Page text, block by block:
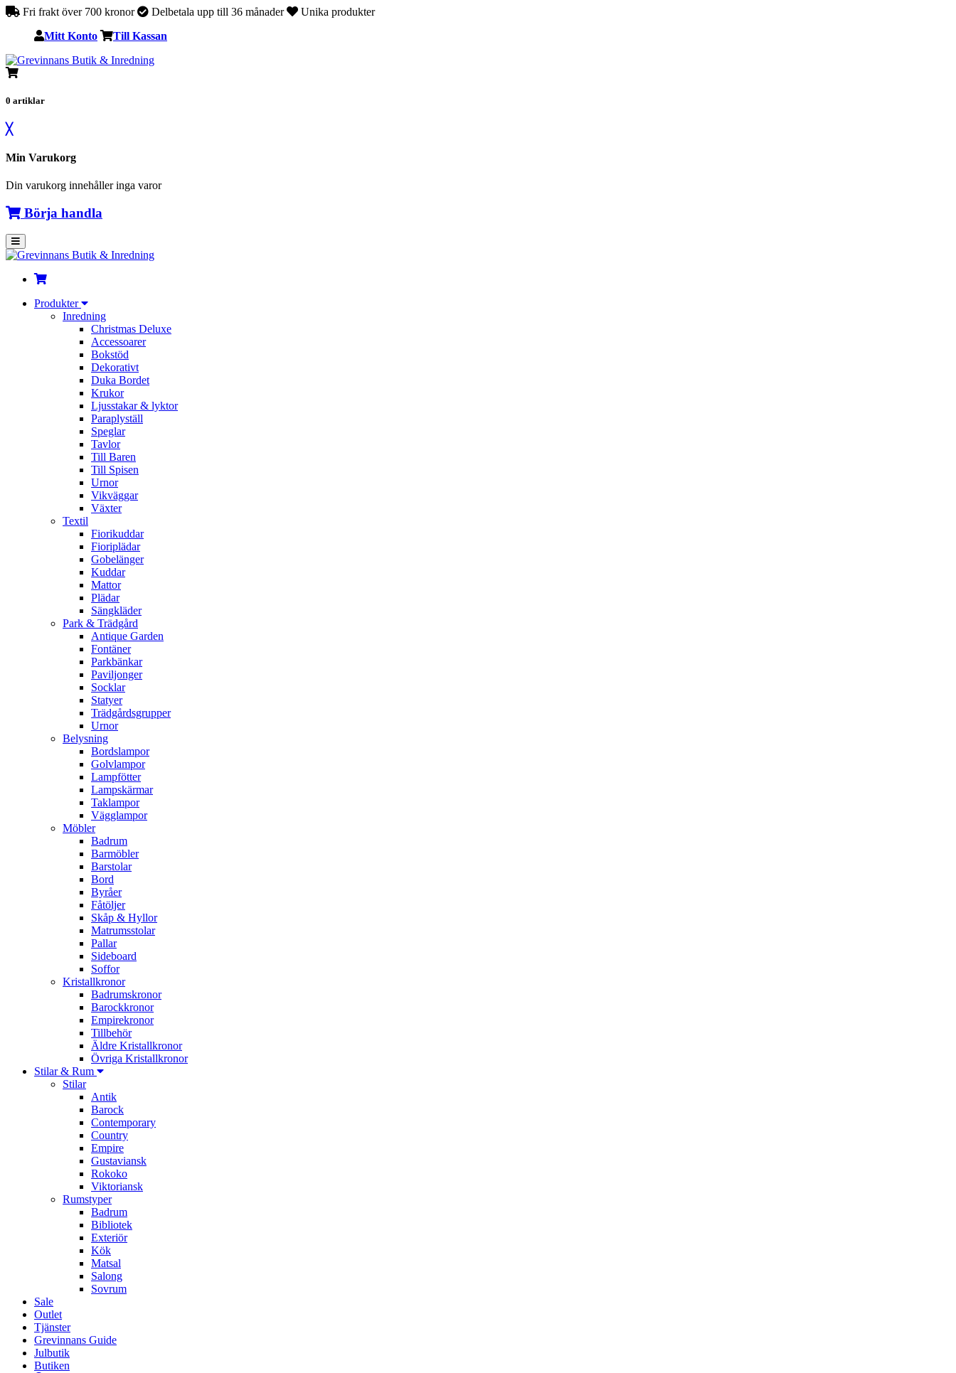
Fri frakt över 700 kronor Delbetala upp till 36 månader Unika produkter
Mitt Konto Till Kassan
0 artiklar
╳
Min Varukorg
Din varukorg innehåller inga varor
Börja handla
Produkter
Inredning
Christmas Deluxe
Accessoarer
Bokstöd
Dekorativt
Duka Bordet
Krukor
Ljusstakar & lyktor
Paraplyställ
Speglar
Tavlor
Till Baren
Till Spisen
Urnor
Vikväggar
Växter
Textil
Fiorikuddar
Fioriplädar
Gobelänger
Kuddar
Mattor
Plädar
Sängkläder
Park & Trädgård
Antique Garden
Fontäner
Parkbänkar
Paviljonger
Socklar
Statyer
Trädgårdsgrupper
Urnor
Belysning
Bordslampor
Golvlampor
Lampfötter
Lampskärmar
Taklampor
Vägglampor
Möbler
Badrum
Barmöbler
Barstolar
Bord
Byråer
Fåtöljer
Skåp & Hyllor
Matrumsstolar
Pallar
Sideboard
Soffor
Kristallkronor
Badrumskronor
Barockkronor
Empirekronor
Tillbehör
Äldre Kristallkronor
Övriga Kristallkronor
Stilar & Rum
Stilar
Antik
Barock
Contemporary
Country
Empire
Gustaviansk
Rokoko
Viktoriansk
Rumstyper
Badrum
Bibliotek
Exteriör
Kök
Matsal
Salong
Sovrum
Sale
Outlet
Tjänster
Grevinnans Guide
Julbutik
Butiken